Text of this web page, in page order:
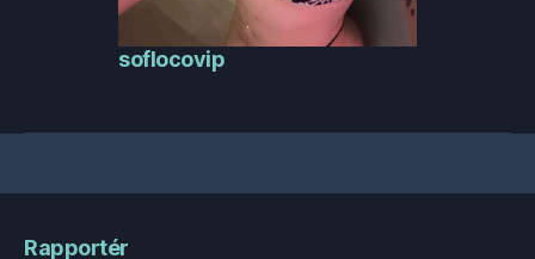
soflocovip
Rapportér